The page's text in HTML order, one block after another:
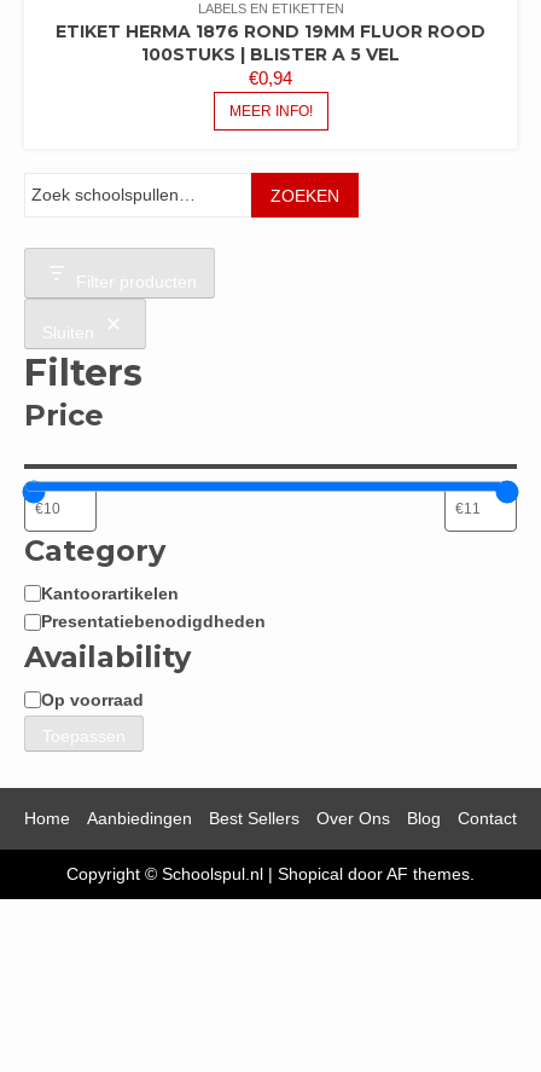
LABELS EN ETIKETTEN
ETIKET HERMA 1876 ROND 19MM FLUOR ROOD
100STUKS | BLISTER A 5 VEL
€0,94
MEER INFO!
ZOEKEN
Filter producten
Sluiten
Filters
Price
Category
Categorie
Kantoorartikelen
Presentatiebenodigdheden
Availability
Beschikbaarheid
Op voorraad
Toepassen
Home Aanbiedingen Best Sellers Over Ons Blog Contact
Copyright © Schoolspul.nl | Shopical door AF themes.